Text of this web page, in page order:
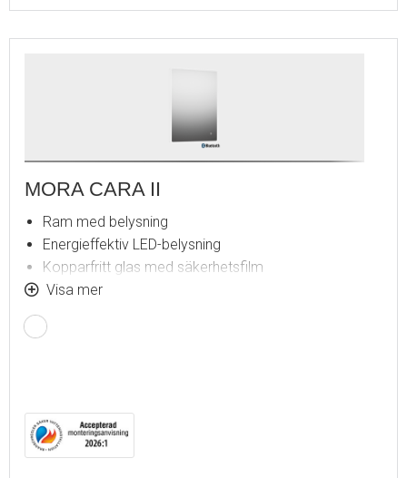
MORA CARA II
Ram med belysning
Energieffektiv LED-belysning
Kopparfritt glas med säkerhetsfilm
Imskydd
Justerbar ljustemperatur: 2 700–6 400 K
Visa mer